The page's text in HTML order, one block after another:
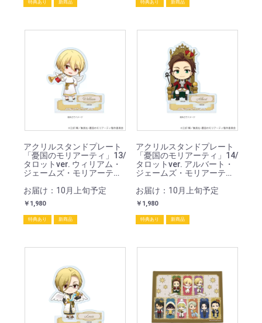
特典あり 新商品 特典あり 新商品
アクリルスタンドプレート
「憂国のモリアーティ」13/
タロットver. ウィリアム・
ジェームズ・モリアーティ
お届け：10月上旬予定
￥1,980
特典あり 新商品
アクリルスタンドプレート
「憂国のモリアーティ」14/
タロットver. アルバート・
ジェームズ・モリアーティ
お届け：10月上旬予定
￥1,980
特典あり 新商品